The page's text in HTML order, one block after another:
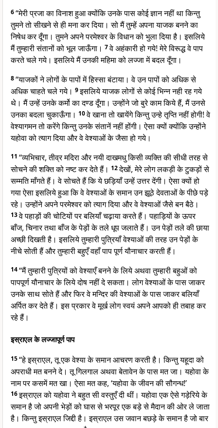
6“मेरी प्रजा का विनाश हुआ क्योंकि उनके पास कोई ज्ञान नहीं था किन्तु
तुमने तो सीखने से ही मना कर दिया। सो मैं तुम्हें अपना याजक बनने का
निषेध कर दूँगा। तुमने अपने परमेश्वर के विधान को भुला दिया है। इसलिये
मैं तुम्हारी संतानों को भूल जाऊँगा। 7वे अहंकारी हो गये! मेरे विरूद्ध वे पाप
करते चले गये। इसलिये मैं उनकी महिमा को लज्जा में बदल दूँगा।
8“याजकों ने लोगों के पापों में हिस्सा बंटाया। वे उन पापों को अधिक से
अधिक चाहते चले गये। 9इसलिये याजक लोगों से कोई भिन्न नही रह गये
थे। मैं उन्हें उनके कर्मो का दण्ड दूँगा। उन्होंने जो बुरे काम किये हैं, मैं उनसे
उनका बदला चुकाऊँगा। 10वे खाना तो खायेंगे किन्तु उन्हे तृप्ति नहीं होगी! वे
वेश्यागमन तो करेंगे किन्तु उनके संतानें नहीं होंगी। ऐसा क्यों क्योंकि उन्होंने
यहोवा को त्याग दिया और वे वेश्याओं के जैसा हो गये।
11 “व्यभिचार, तीव्र मदिरा और नयी दाखमधु किसी व्यक्ति की सीधी तरह से
सोचने की शक्ति को नष्ट कर देते हैं। 12देखों, मेरे लोग लकड़ी के टुकड़ों से
सम्मति माँगते हैं। वे सोचते हैं कि ये छड़ियाँ उन्हें उत्तर देंगी। ऐसा क्यों हो
गया ऐसा इसलिये हुआ कि वे वेश्याओं के समान उन झूठे देवताओं के पीछे पड़े
रहे। उन्होंने अपने परमेश्वर को त्याग दिया और वे वेश्याओं जैसे बन बैठे।
13वे पहाड़ों की चोटियों पर बलियाँ चढ़ाया करते हैं। पहाड़ियों के ऊपर
बाँज, चिनार तथा बाँज के पेड़ों के तले धूप जलाते हैं। उन पेड़ों तले की छाया
अच्छी दिखती है। इसलिये तुम्हारी पुत्रियाँ वेश्याओं की तरह उन पेड़ों के
नीचे सोती हैं और तुम्हारी बहुएँ वहाँ पाप पूर्ण यौनाचार करती हैं।
14“मैं तुम्हारी पुत्रियों को वेश्याएँ बनने के लिये अथवा तुम्हारी बहुओं को
पापपूर्ण यौनाचार के लिये दोष नहीं दे सकता। लोग वेश्याओं के पास जाकर
उनके साथ सोते हैं और फिर वे मन्दिर की वेश्याओं के पास जाकर बलियाँ
अर्पित कर देते हैं। इस प्रकार वे मूर्ख लोग स्वयं अपने आपको ही तबाह कर
रहे हैं।
इस्राएल के लज्जापूर्ण पाप
15“हे इस्राएल, तू एक वेश्या के समान आचरण करती है। किन्तु यहूदा को
अपराधी मत बनने दे। तू गिलगाल अथवा बेतावेन के पास मत जा। यहोवा के
नाम पर कसमें मत खा। ऐसा मत कह, ‘यहोवा के जीवन की सौगन्ध!’
16इस्राएल को यहोवा ने बहुत सी वस्तुएँ दी थीं। यहोवा एक ऐसे गड़ेरिये के
समान है जो अपनी भेड़ों को घास से भरपूर एक बड़े से मैदान की ओर ले जाता
है। किन्तु इस्राएल जिद्दी है। इस्राएल उस जवान बछड़े के समान है जो बार